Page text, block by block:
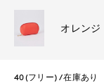
オレンジ
40(フリー) 在庫あり